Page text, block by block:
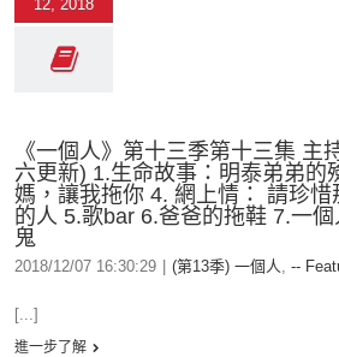
12, 2018
《一個人》第十三季第十三集 主
六更新) 1.生命故事：明泰弟弟的
媽，讓我拖你 4. 網上情： 請珍
的人 5.歌bar 6.爸爸的拖鞋 7.一
鬼
2018/12/07 16:30:29 (第13季) 一個人, --
[...]
進一步了解